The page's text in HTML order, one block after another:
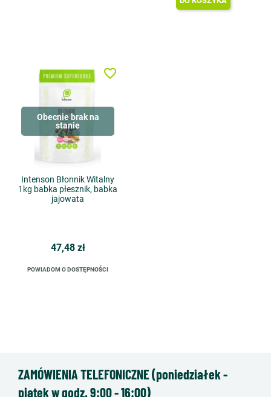
Obecnie brak na
stanie
Intenson Błonnik Witalny
1kg babka płesznik, babka
jajowata
47,48 zł
POWIADOM O DOSTĘPNOŚCI
favorite_border
ZAMÓWIENIA TELEFONICZNE (poniedziałek -
piątek w godz. 9:00 - 16:00)